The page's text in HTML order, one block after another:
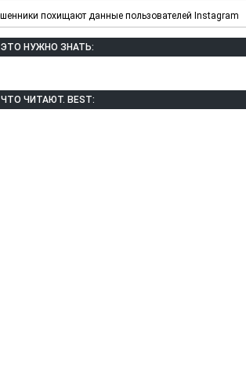
похищают данные пользователей Instagram
ЭТО НУЖНО ЗНАТЬ:
ЧТО ЧИТАЮТ. BEST: